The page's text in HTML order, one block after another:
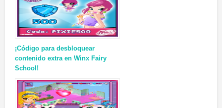
¡Código para desbloquear
contenido extra en Winx Fairy
School!